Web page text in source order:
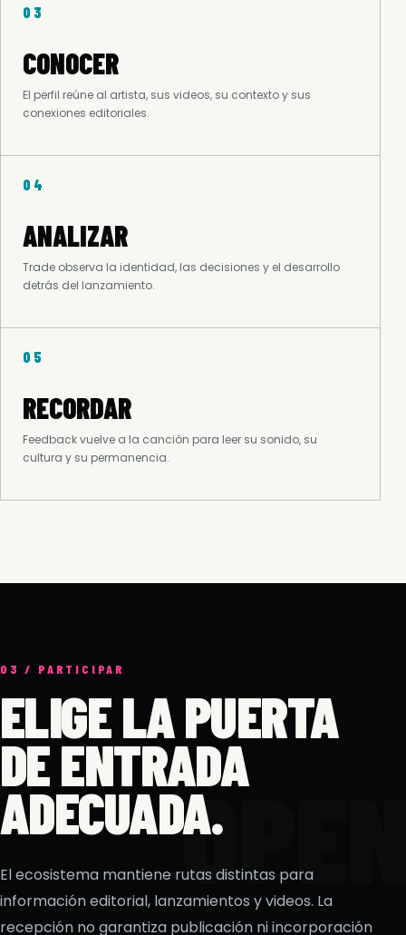
03
CONOCER
El perfil reúne al artista, sus videos, su contexto y sus
conexiones editoriales.
04
ANALIZAR
Trade observa la identidad, las decisiones y el desarrollo
detrás del lanzamiento.
05
RECORDAR
Feedback vuelve a la canción para leer su sonido, su
cultura y su permanencia.
03 / PARTICIPAR
ELIGE LA PUERTA
DE ENTRADA
ADECUADA.
El ecosistema mantiene rutas distintas para
información editorial, lanzamientos y videos. La
recepción no garantiza publicación ni incorporación